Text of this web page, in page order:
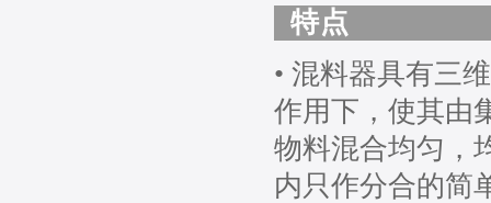
特点
• 混料器具有三
作用下，使其由
物料混合均匀，
内只作分合的简